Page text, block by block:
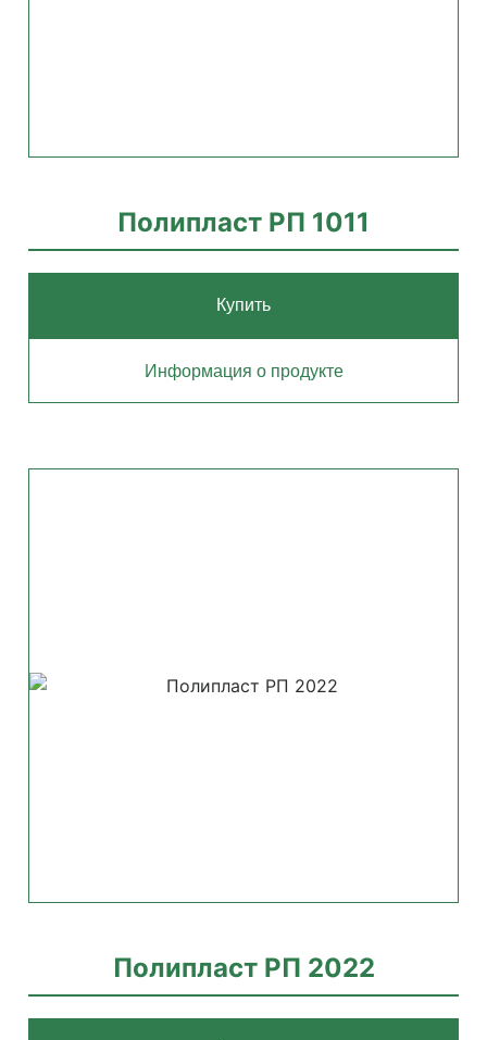
Полипласт РП 1011
Купить
Информация о продукте
Полипласт РП 2022